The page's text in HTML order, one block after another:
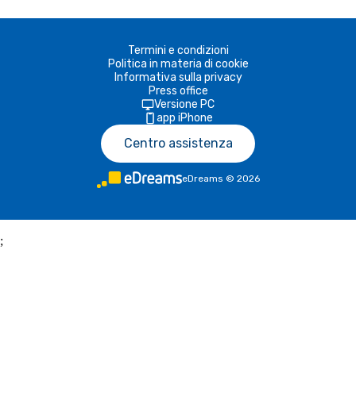
Termini e condizioni
Politica in materia di cookie
Informativa sulla privacy
Press office
Versione PC
app iPhone
Centro assistenza
eDreams © 2026
;